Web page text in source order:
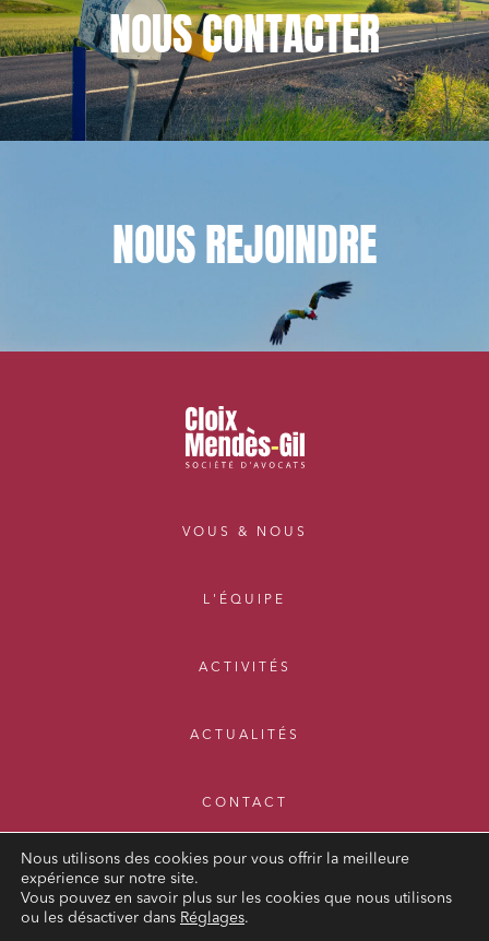
NOUSCONTACTER
NOUSREJOINDRE
VOUS & NOUS
L'ÉQUIPE
ACTIVITÉS
ACTUALITÉS
CONTACT
Nous utilisons des cookies pour vous offrir la meilleure
expérience sur notre site.
Vous pouvez en savoir plus sur les cookies que nous utilisons
ou les désactiver dans Réglages.